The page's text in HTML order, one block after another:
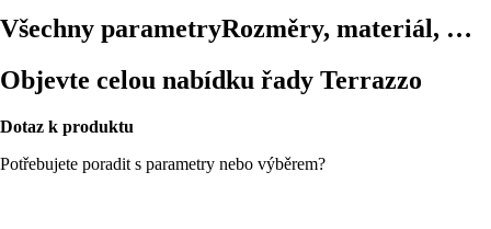
Všechny parametryRozměry, materiál, …
Objevte celou nabídku řady Terrazzo
Dotaz k produktu
Potřebujete poradit s parametry nebo výběrem?